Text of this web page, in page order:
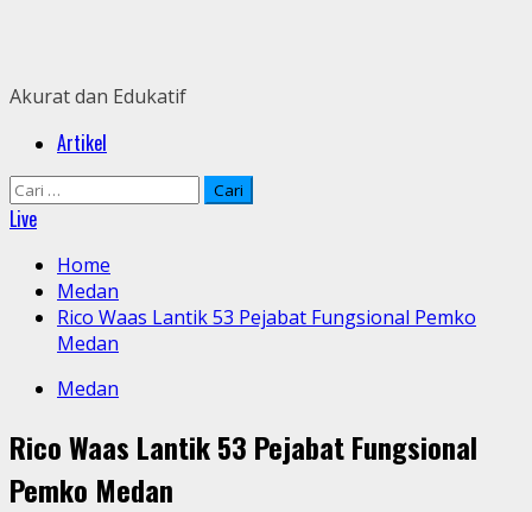
Akurat dan Edukatif
PrimaryArtikel
Cari
untuk:
Live
Home
Medan
Rico Waas Lantik 53 Pejabat Fungsional Pemko
Medan
Medan
Rico Waas Lantik 53 Pejabat Fungsional
Pemko Medan